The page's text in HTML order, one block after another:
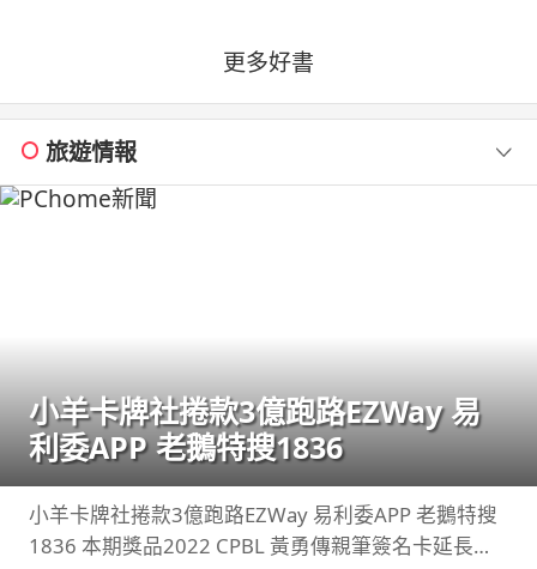
了暑假集訓，不過奧村卻暗自煩惱著，
懷疑自己是否變成了
更多好書
旅遊情報
小羊卡牌社捲款3億跑路EZWay 易
利委APP 老鵝特搜1836
小羊卡牌社捲款3億跑路EZWay 易利委APP 老鵝特搜
1836 本期獎品2022 CPBL 黃勇傳親筆簽名卡延長至8